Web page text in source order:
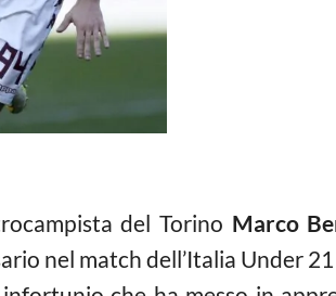
del Torino Marco
nel match dell’Italia Under